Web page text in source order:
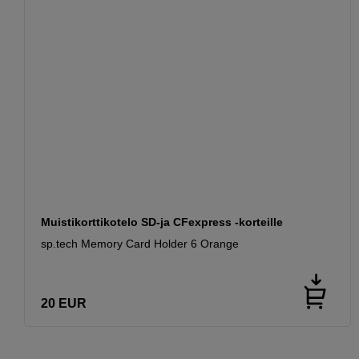
Muistikorttikotelo SD-ja CFexpress -korteille
sp.tech Memory Card Holder 6 Orange
20 EUR